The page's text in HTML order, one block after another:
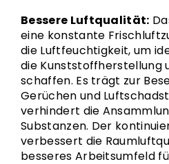
Bessere Luftqualität:
eine konstante
die Luftfeuchtigkeit, um
die Kunststoffherstellung
schaffen. Es trägt zur
Gerüchen und
verhindert die
Substanzen. Der
verbessert die
besseres Arbeitsumfeld